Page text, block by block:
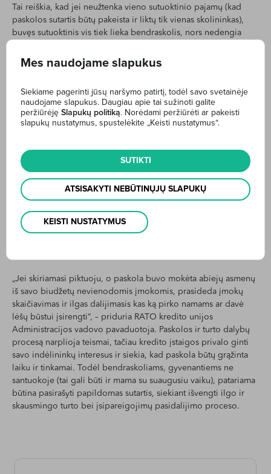
Tai reiškia, kad jei neužtenka vieno sutuoktinio pajamų (kad
paskolos sutartis būtų pakeista ir liktų tik vienas skolininkas),
buvęs sutuoktinis vis tiek lieka bendraskolis, nors nedengia
Išieškojimo atveju kredito įstaiga nepadengtą paskolos likutį
išsiskyrusi šeima. Be to, tokia situacija sukelia sunkumų tais
atvejais, kai išsiskyręs bendraskolis siekia gauti naują paskolą.
Tokiais atvejais kredito įstaiga, nustatydama bendraskolio
galima suteikti paskolos suma gali reikšmingai sumažėti.
PATARIMAI NESUSITUOKUSIEMS
BENDRASKOLIAMS
„Jei skiriamasi piktuoju, o paskola buvo mokėta abiejų asmenų
iš savo biudžetų nevienodomis įmokomis, prasideda įmokų
skaičiavimas ir ilgas dalijimasis kas ką pirko namams ar davė
lėšų būstui įsirengti“, – priduria RATO kredito unijos
Administracijos vadovo pavaduotoja. Paskolos ir turto dalybų
procesą narplioja teismai, tačiau kredito įstaigos privalo ginti
savo indėlininkų interesus ir siekia, kad paskola būtų grąžinta
laiku ir tinkamai. Todėl bendraskoliams, gyvenantiems ne
santuokoje (tai gali būti ir mama su suaugusiu vaiku), patariama
būtina pasirašyti papildomas sutartis, siekiant išvengti ilgo ir
skausmingo turto bei įsipareigojimų pasidalijimo proceso.
Mes naudojame slapukus
Siekiame pagerinti jūsų naršymo patirtį, todėl savo svetainėje
naudojame slapukus. Daugiau apie tai sužinoti galite
peržiūrėję Slapukų politiką. Norėdami peržiūrėti ar pakeisti
slapukų nustatymus, spustelėkite „Keisti nustatymus“.
SUTIKTI
ATSISAKYTI NEBŪTINŲJŲ SLAPUKŲ
KEISTI NUSTATYMUS